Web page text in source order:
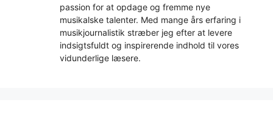
passion for at opdage og fremme nye
musikalske talenter. Med mange års erfaring i
musikjournalistik stræber jeg efter at levere
indsigtsfuldt og inspirerende indhold til vores
vidunderlige læsere.